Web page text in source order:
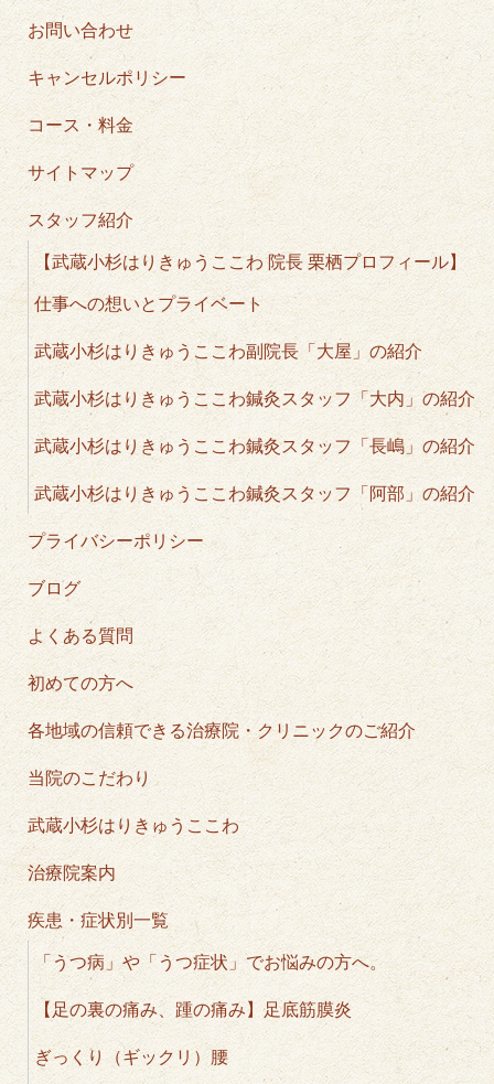
お問い合わせ
キャンセルポリシー
コース・料金
サイトマップ
スタッフ紹介
【武蔵小杉はりきゅうここわ 院長 栗栖プロフィール】
仕事への想いとプライベート
武蔵小杉はりきゅうここわ副院長「大屋」の紹介
武蔵小杉はりきゅうここわ鍼灸スタッフ「大内」の紹介
武蔵小杉はりきゅうここわ鍼灸スタッフ「長嶋」の紹介
武蔵小杉はりきゅうここわ鍼灸スタッフ「阿部」の紹介
プライバシーポリシー
ブログ
よくある質問
初めての方へ
各地域の信頼できる治療院・クリニックのご紹介
当院のこだわり
武蔵小杉はりきゅうここわ
治療院案内
疾患・症状別一覧
「うつ病」や「うつ症状」でお悩みの方へ。
【足の裏の痛み、踵の痛み】足底筋膜炎
ぎっくり（ギックリ）腰